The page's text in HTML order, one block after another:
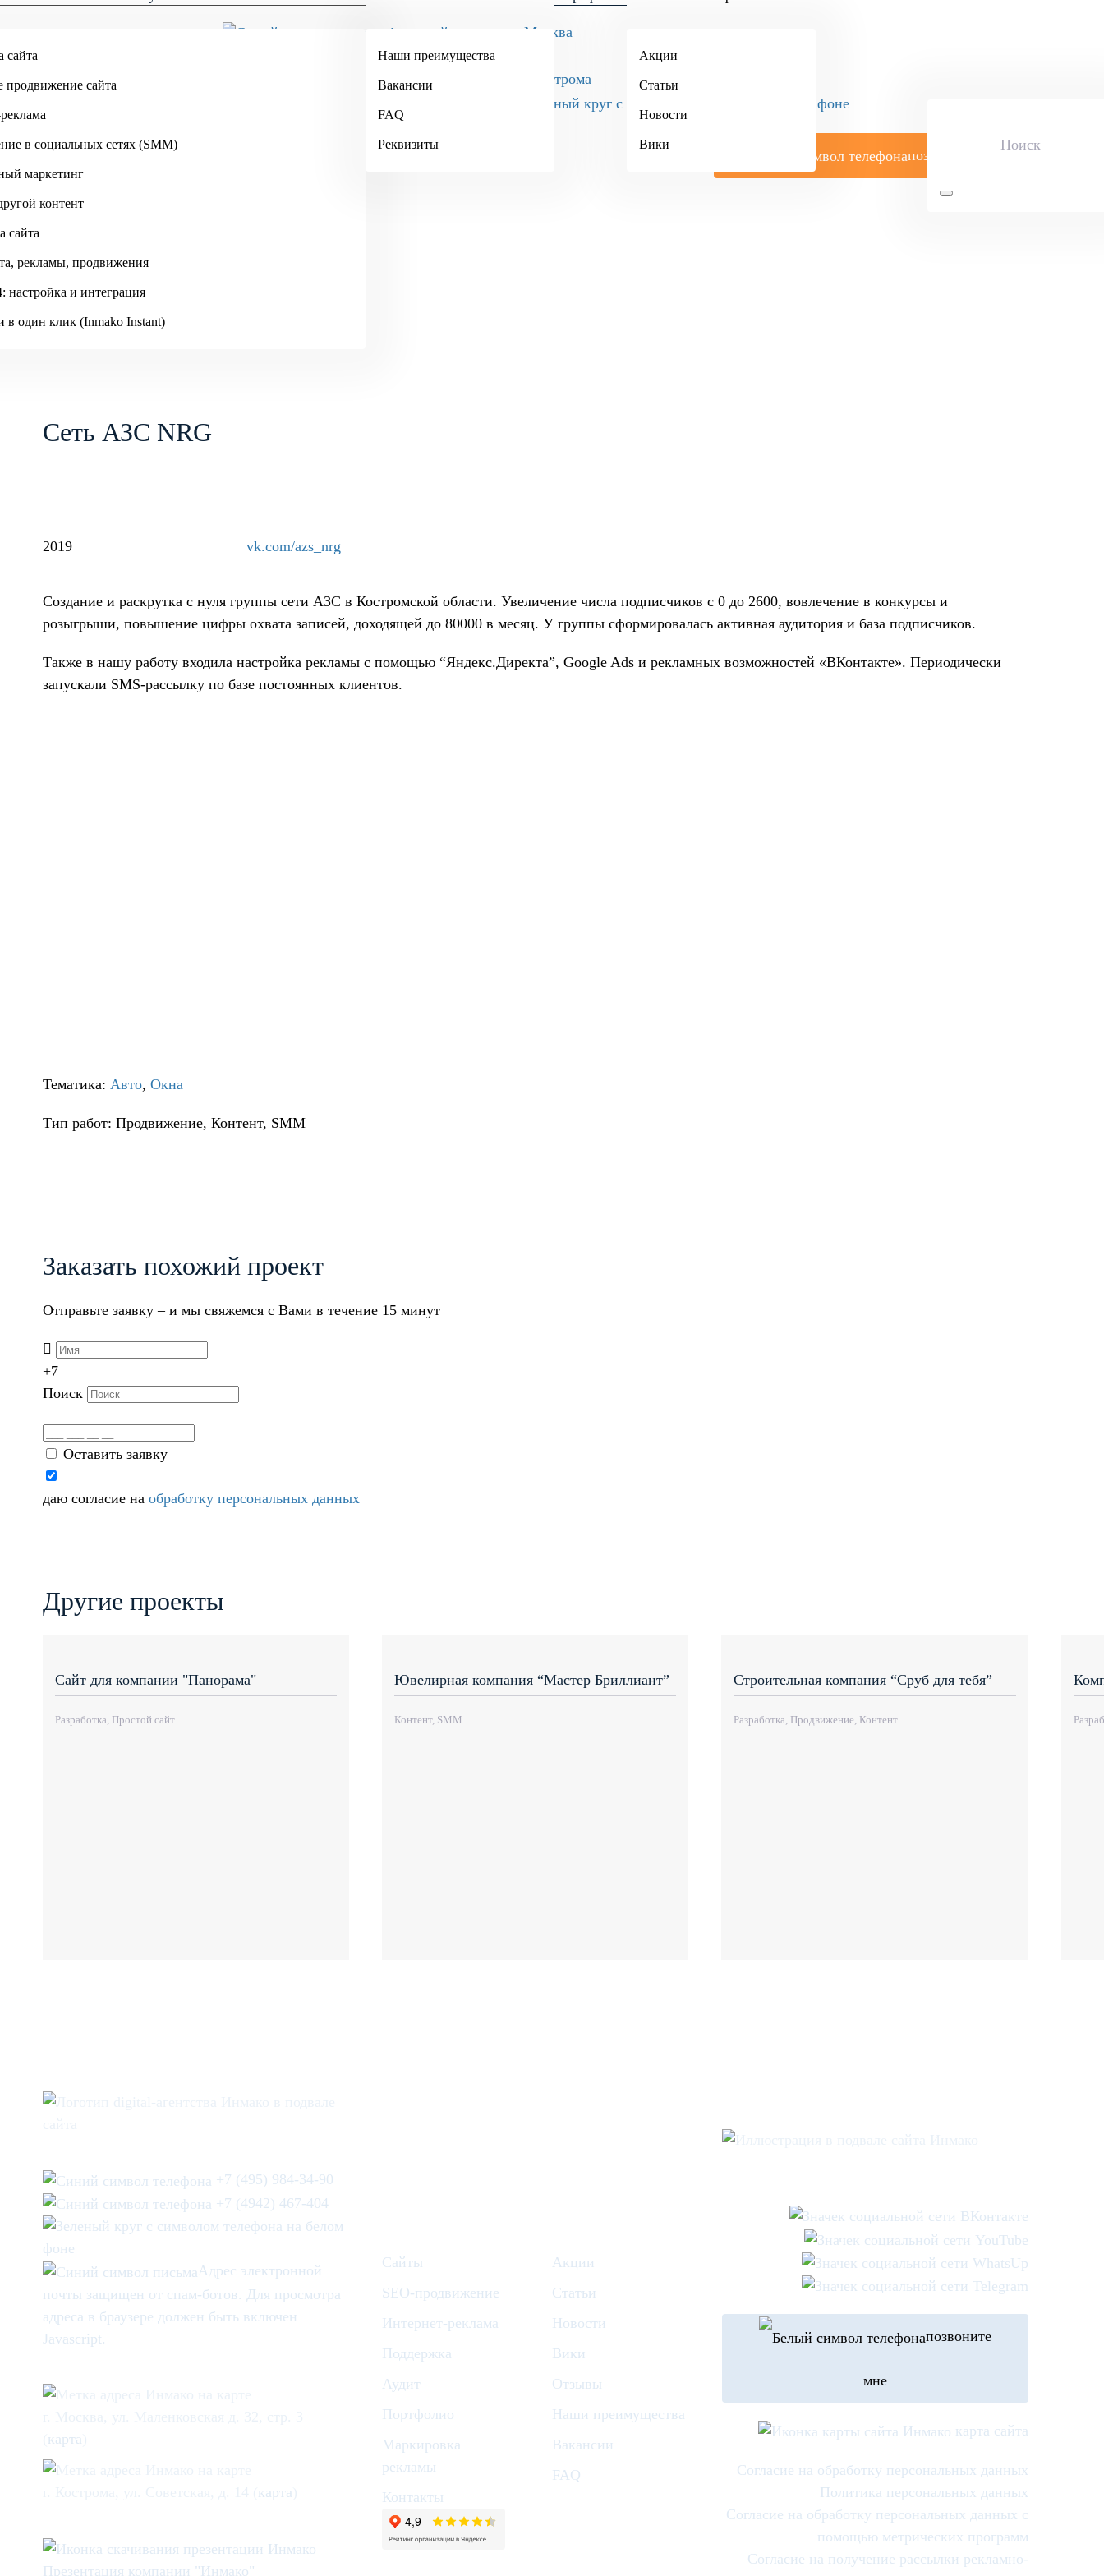
Москва
+7 (495) 984-34-90
Кострома
сайта
продвижение сайта
в социальных сетях (SMM)
маркетинг
контент
сайта
рекламы, продвижения
настройка и интеграция
в один клик (Inmako Instant)
Наши преимущества
Вакансии
FAQ
Реквизиты
Акции
Статьи
Новости
Вики
позвоните мне
ИНМАКО ПОРТФОЛИО
Сеть АЗС NRG
2019 vk.com/azs_nrg
Создание и раскрутка с нуля группы сети АЗС в Костромской области. Увеличение числа подписчиков с 0 до 2600, вовлечение в конкурсы и
розыгрыши, повышение цифры охвата записей, доходящей до 80000 в месяц. У группы сформировалась активная аудитория и база подписчиков.
Также в нашу работу входила настройка рекламы с помощью “Яндекс.Директа”, Google Ads и рекламных возможностей «ВКонтакте». Периодически
запускали SMS-рассылку по базе постоянных клиентов.
Тематика: Авто, Окна
Тип работ: Продвижение, Контент, SMM
Заказать похожий проект
Отправьте заявку – и мы свяжемся с Вами в течение 15 минут
+7
Поиск
Оставить заявку
даю согласие на обработку персональных данных
Другие проекты
Сайт для компании "Панорама"
Разработка, Простой сайт
Ювелирная компания “Мастер Бриллиант”
Контент, SMM
Строительная компания “Сруб для тебя”
Разработка, Продвижение, Контент
+7 (495) 984-34-90
+7 (4942) 467-404
Адрес электронной
почты защищен от спам-ботов. Для просмотра
адреса в браузере должен быть включен
Javascript.
карта
карта
Презентация компании "Инмако"
Сайты
SEO-продвижение
Интернет-реклама
Поддержка
Аудит
Портфолио
Маркировка
рекламы
Контакты
Акции
Статьи
Новости
Вики
Отзывы
Наши преимущества
Вакансии
FAQ
позвоните
мне
карта сайта
Согласие на обработку персональных данных
Политика персональных данных
Согласие на обработку персональных данных с
помощью метрических программ
Согласие на получение рассылки рекламно-